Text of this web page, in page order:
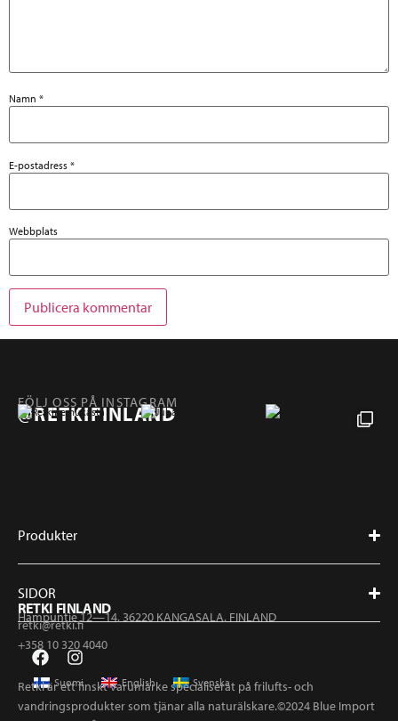
Namn *
E-postadress *
Webbplats
FÖLJ OSS PÅ INSTAGRAM
@RETKIFINLAND
Produkter
SIDOR
RETKI FINLAND
Hampuntie 12—14, 36220 KANGASALA, FINLAND
retki@retki.fi
+358 10 320 4040
Suomi English Svenska
Retki är ett finskt varumärke specialiserat på frilufts- och
vandringsprodukter som tjänar alla naturälskare.©2024 Blue Import